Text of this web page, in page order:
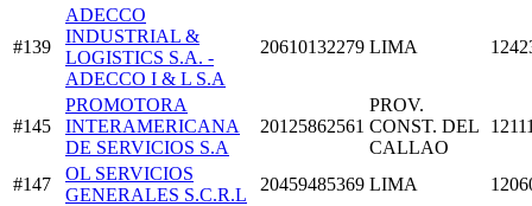
#139
ADECCO
INDUSTRIAL &
LOGISTICS S.A. -
ADECCO I & L S.A
20610132279 LIMA
#145
PROMOTORA
INTERAMERICANA
DE SERVICIOS S.A
20125862561
PROV.
CONST. DEL
CALLAO
#147
OL SERVICIOS
GENERALES S.C.R.L
20459485369 LIMA